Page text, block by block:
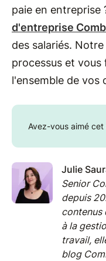
paie en entreprise
d'entreprise
des salariés.
processus et
l'ensemble de vos
Avez-vous aimé cet
Julie
Senior
depuis
contenus
à la
travail,
blog